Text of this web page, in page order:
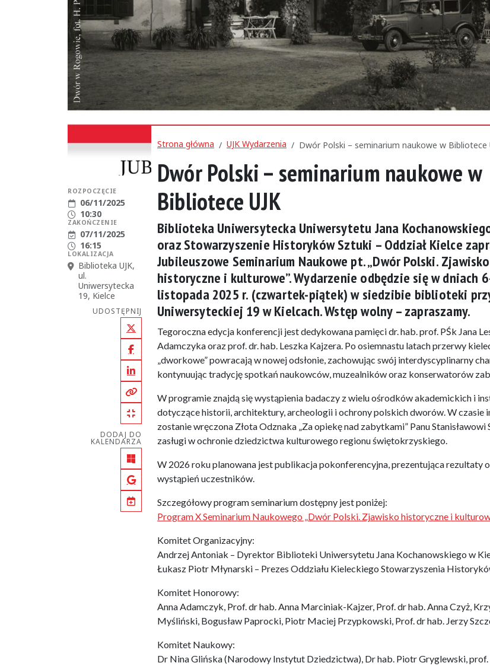
ROZPOCZĘCIE
Data rozpoczęcia:
06/11/2025
Godzina rozpoczęcia:
10:30
ZAKOŃCZENIE
Data zakończenia:
07/11/2025
Godzina zakończenia:
16:15
LOKALIZACJA
Miejsce:
Biblioteka UJK,
ul.
Uniwersytecka
19, Kielce
UDOSTĘPNIJ
X (Twitter)
Facebook
LinkedIn
Kopiuj pełny link
Kopiuj krótki link
DODAJ DO
KALENDARZA
Outlook
Google Calendar
iCal
Strona główna UJK Wydarzenia Dwór Polski – seminarium naukowe w Bibliotece
Dwór Polski – seminarium naukowe w
Bibliotece UJK
Biblioteka Uniwersytecka Uniwersytetu Jana
oraz Stowarzyszenie Historyków Sztuki – Oddział Kielce
Jubileuszowe Seminarium Naukowe pt. „Dwór Polski. Zjawisko
historyczne i kulturowe”. Wydarzenie odbędzie się w dniach
listopada 2025 r. (czwartek-piątek) w siedzibie biblioteki
Uniwersyteckiej 19 w Kielcach. Wstęp wolny – zapraszamy.
Tegoroczna edycja konferencji jest dedykowana pamięci dr. hab. prof. PŚk Jana
Adamczyka oraz prof. dr. hab. Leszka Kajzera. Po osiemnastu latach przerwy
„dworkowe” powracają w nowej odsłonie, zachowując swój interdyscyplinarny
kontynuując tradycję spotkań naukowców, muzealników oraz konserwatorów
W programie znajdą się wystąpienia badaczy z wielu ośrodków akademickich i
dotyczące historii, architektury, archeologii i ochrony polskich dworów. W czasie
zostanie wręczona Złota Odznaka „Za opiekę nad zabytkami” Panu Stanisławowi
zasługi w ochronie dziedzictwa kulturowego regionu świętokrzyskiego.
W 2026 roku planowana jest publikacja pokonferencyjna, prezentująca rezultaty
wystąpień uczestników.
Szczegółowy program seminarium dostępny jest poniżej:
Program X Seminarium Naukowego „Dwór Polski. Zjawisko historyczne i
Komitet Organizacyjny:
Andrzej Antoniak – Dyrektor Biblioteki Uniwersytetu Jana Kochanowskiego w
Łukasz Piotr Młynarski – Prezes Oddziału Kieleckiego Stowarzyszenia
Komitet Honorowy:
Anna Adamczyk, Prof. dr hab. Anna Marciniak-Kajzer, Prof. dr hab. Anna Czyż,
Myśliński, Bogusław Paprocki, Piotr Maciej Przypkowski, Prof. dr hab. Jerzy
Komitet Naukowy:
Dr Nina Glińska (Narodowy Instytut Dziedzictwa), Dr hab. Piotr Gryglewski,